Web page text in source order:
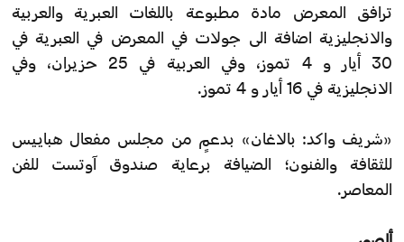
ترافق المعرض مادة مطبوعة باللغات العبرية والعربية
والانجليزية اضافة الى جولات في المعرض في العبرية في
30 أيار و 4 تموز، وفي العربية في 25 حزيران، وفي
الانجليزية في 16 أيار و 4 تموز.
«شريف واكد: بالاغان» بدعمٍ من مجلس مفعال هباييس
للثقافة والفنون؛ الضيافة برعاية صندوق آوتست للفن
المعاصر.